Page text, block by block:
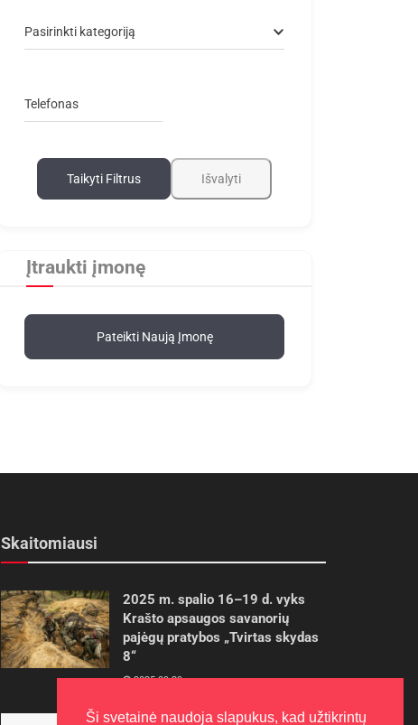
Pasirinkti kategoriją
Telefonas
Taikyti Filtrus Išvalyti
Įtraukti įmonę
Pateikti Naują Įmonę
Skaitomiausi
2025 m. spalio 16–19 d. vyks
Krašto apsaugos savanorių
pajėgų pratybos „Tvirtas skydas
8“
2025-09-29
Ši svetainė naudoja slapukus, kad užtikrintų